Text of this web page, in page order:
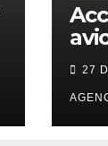
en
27